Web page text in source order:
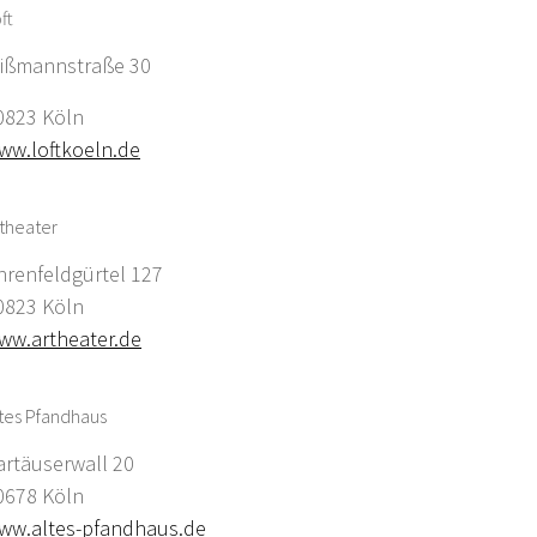
30
Köln
127
Köln
Pfandhaus
20
Köln
pfandhaus.de